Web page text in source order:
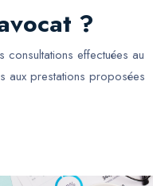
?
consultations effectuées au
aux prestations proposées